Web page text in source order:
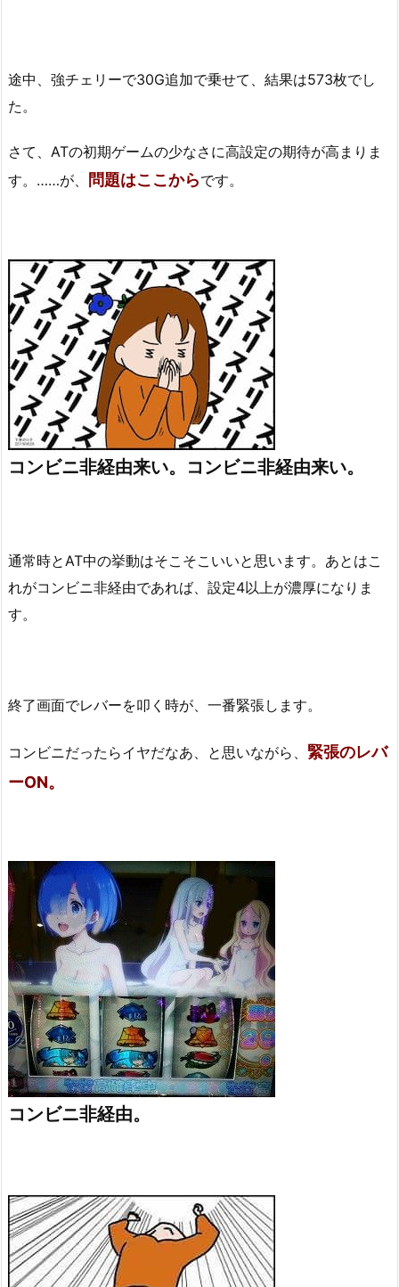
途中、強チェリーで30G追加で乗せて、結果は573枚でし
た。
さて、ATの初期ゲームの少なさに高設定の期待が高まりま
す。……が、
問題はここからです。
コンビニ非経由来い。コンビニ非経由来い。
通常時とAT中の挙動はそこそこいいと思います。あとはこ
れがコンビニ非経由であれば、設定4以上が濃厚になりま
す。
終了画面でレバーを叩く時が、一番緊張します。
コンビニだったらイヤだなあ、と思いながら、 緊張のレバ
ーON。
コンビニ非経由。